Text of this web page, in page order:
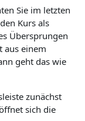
Sie im letzten
Kurs als
Übersprungen
aus einem
geht das wie
zunächst
sich die